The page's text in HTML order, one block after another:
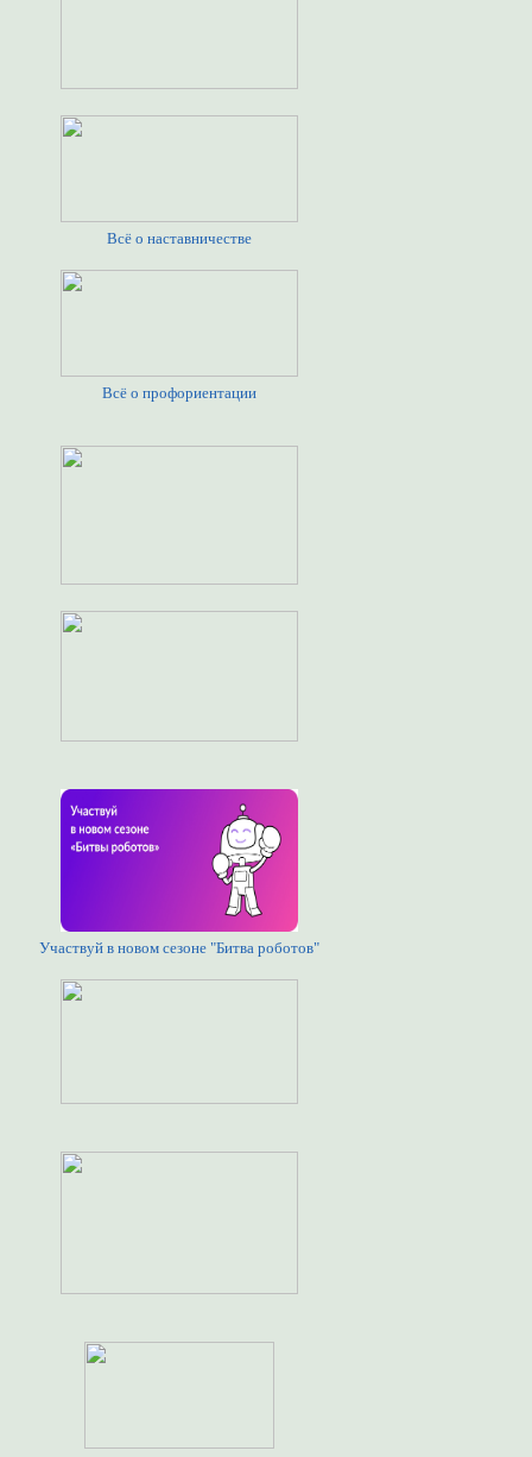
Всё о наставничестве
Всё о профориентации
Участвуй в новом сезоне "Битва роботов"